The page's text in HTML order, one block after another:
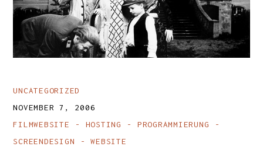
UNCATEGORIZED
NOVEMBER 7, 2006
FILMWEBSITE
HOSTING
PROGRAMMIERUNG
SCREENDESIGN
WEBSITE